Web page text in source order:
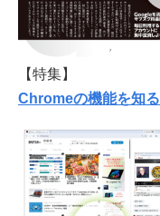
【特集】
Chromeの機能を知る